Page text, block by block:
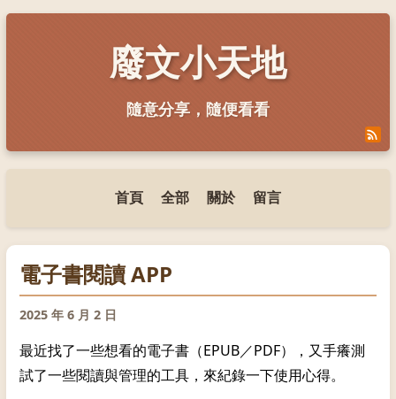
廢文小天地
隨意分享，隨便看看
首頁 全部 關於 留言
電子書閱讀 APP
2025 年 6 月 2 日
最近找了一些想看的電子書（EPUB／PDF），又手癢測
試了一些閱讀與管理的工具，來紀錄一下使用心得。